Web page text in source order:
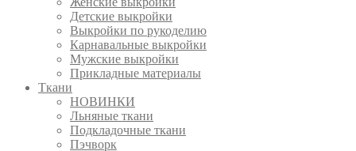
Детские выкройки
Выкройки по рукоделию
Карнавальные выкройки
Мужские выкройки
Прикладные материалы
Ткани
НОВИНКИ
Льняные ткани
Подкладочные ткани
Пэчворк